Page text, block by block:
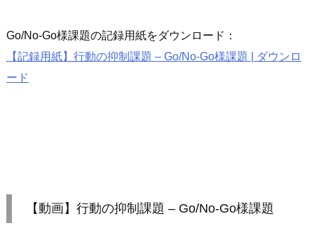
Go/No-Go様課題の記録用紙をダウンロード：
【記録用紙】行動の抑制課題 – Go/No-Go様課題 | ダウンロ
ード
【動画】行動の抑制課題 – Go/No-Go様課題